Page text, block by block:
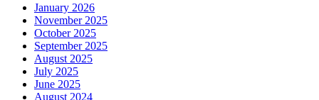
January 2026
November 2025
October 2025
September 2025
August 2025
July 2025
June 2025
August 2024